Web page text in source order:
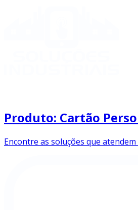
Produto: Cartão
Encontre as soluções que